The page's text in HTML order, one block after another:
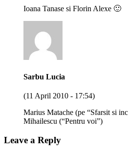
Ioana Tanase si Florin Alexe 🙂
Sarbu Lucia
(11 April 2010 - 17:54)
Marius Matache (pe “Sfarsit si
Mihailescu (“Pentru voi”)
Leave a Reply